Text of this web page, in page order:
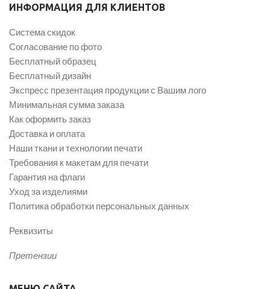
ИНФОРМАЦИЯ ДЛЯ КЛИЕНТОВ
Система скидок
Согласование по фото
Бесплатный образец
Бесплатный дизайн
Экспресс презентация продукции с Вашим лого
Минимальная сумма заказа
Как оформить заказ
Доставка и оплата
Наши ткани и технологии печати
Требования к макетам для печати
Гарантия на флаги
Уход за изделиями
Политика обработки персональных данных
Реквизиты
Претензии